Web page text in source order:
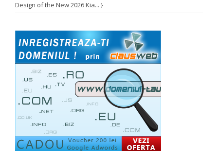
Design of the New 2026 Kia... }